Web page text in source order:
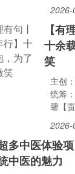
2026-
【有
十余
笑
主创
统筹
馨【
2026-
多中医体验
中医的魅力